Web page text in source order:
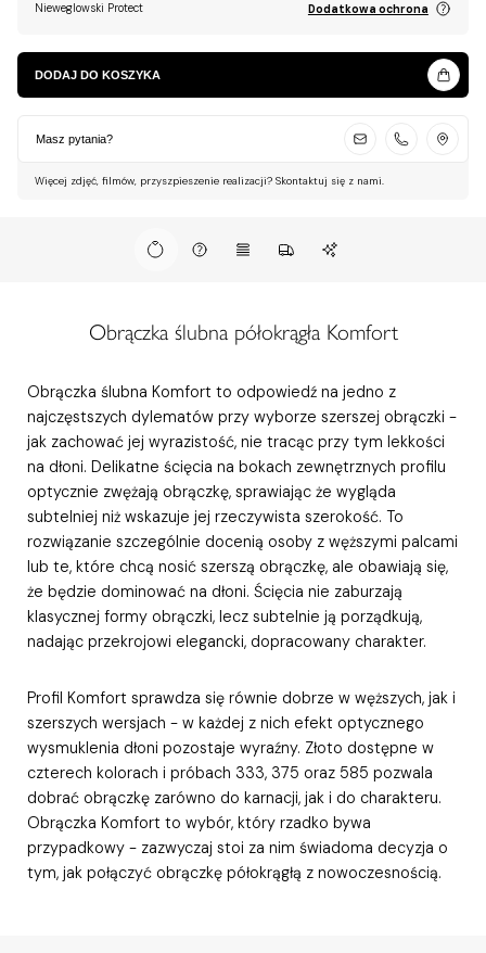
Nieweglowski Protect Dodatkowa ochrona
DODAJ DO KOSZYKA
Masz pytania?
Więcej zdjęć, filmów, przyszpieszenie realizacji? Skontaktuj się z nami.
Obrączka ślubna półokrągła Komfort
Obrączka ślubna Komfort to odpowiedź na jedno z
najczęstszych dylematów przy wyborze szerszej obrączki -
jak zachować jej wyrazistość, nie tracąc przy tym lekkości
na dłoni. Delikatne ścięcia na bokach zewnętrznych profilu
optycznie zwężają obrączkę, sprawiając że wygląda
subtelniej niż wskazuje jej rzeczywista szerokość. To
rozwiązanie szczególnie docenią osoby z węższymi palcami
lub te, które chcą nosić szerszą obrączkę, ale obawiają się,
że będzie dominować na dłoni. Ścięcia nie zaburzają
klasycznej formy obrączki, lecz subtelnie ją porządkują,
nadając przekrojowi elegancki, dopracowany charakter.
Profil Komfort sprawdza się równie dobrze w węższych, jak i
szerszych wersjach - w każdej z nich efekt optycznego
wysmuklenia dłoni pozostaje wyraźny. Złoto dostępne w
czterech kolorach i próbach 333, 375 oraz 585 pozwala
dobrać obrączkę zarówno do karnacji, jak i do charakteru.
Obrączka Komfort to wybór, który rzadko bywa
przypadkowy - zazwyczaj stoi za nim świadoma decyzja o
tym, jak połączyć obrączkę półokrągłą z nowoczesnością.